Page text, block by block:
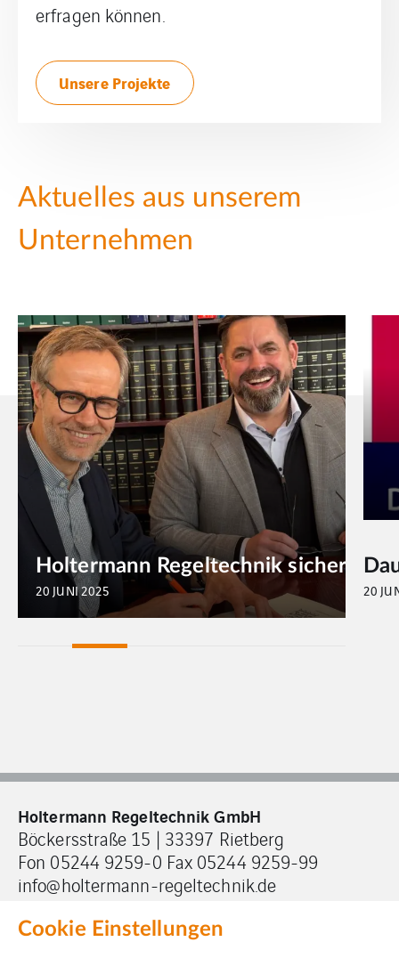
erfragen können.
Unsere Projekte
Aktuelles aus unserem
Unternehmen
Holtermann Regeltechnik sichert
20 JUNI 2025 20
Holtermann Regeltechnik GmbH
Böckersstraße 15 | 33397 Rietberg
Fon 05244 9259-0 Fax 05244 9259-99
info@holtermann-regeltechnik.de
Cookie Einstellungen